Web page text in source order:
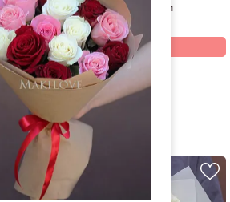
Мишка 60 см
4 940
Купить
все открытки и игрушки